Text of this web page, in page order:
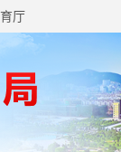
厅